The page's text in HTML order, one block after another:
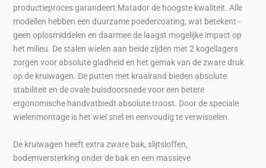
productieproces garandeert Matador de hoogste kwaliteit. Alle
modellen hebben een duurzame poedercoating, wat betekent -
geen oplosmiddelen en daarmee de laagst mogelijke impact op
het milieu. De stalen wielen aan beide zijden met 2 kogellagers
zorgen voor absolute gladheid en het gemak van de zware druk
op de kruiwagen. De putten met kraalrand bieden absolute
stabiliteit en de ovale buisdoorsnede voor een betere
ergonomische handvatbiedt absolute troost. Door de speciale
wielenmontage is het wiel snel en eenvoudig te verwisselen.
De kruiwagen heeft extra zware bak, slijtsloffen,
bodemversterking onder de bak en een massieve